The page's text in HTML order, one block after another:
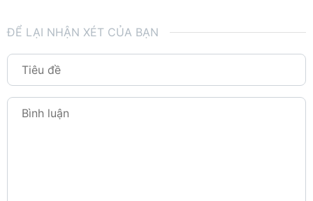
ĐỂ LẠI NHẬN XÉT CỦA BẠN